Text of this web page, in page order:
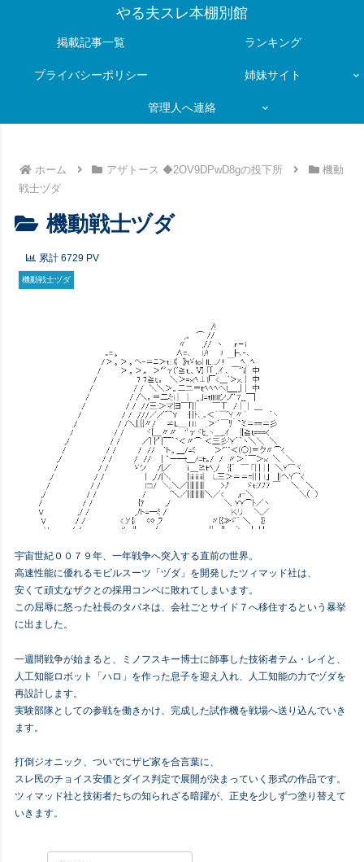
やる夫スレ本棚別館
掲載記事一覧 ランキング
プライバシーポリシー 姉妹サイト
管理人へ連絡
ホーム アザトース ◆2OV9DPwD8gの投下所
機動
戦士ヅダ
機動戦士ヅダ
累計 6729 PV
機動戦士ヅダ
宇宙世紀００７９年、一年戦争へ突入する直前の世界。
高速性能に優れるモビルスーツ「ヅダ」を開発したツィマッド社は、
安くて頑丈なザクとの採用コンペに敗れてしまいます。
この屈辱に怒った社長のタバネは、会社ごとサイド７へ移住するという暴挙
に出ました。
一週間戦争が始まると、ミノフスキー博士に師事した技術者テム・レイと、
人工知能ロボット「ハロ」を作った息子を迎え入れ、人工知能の力でヅダを
再設計します。
実験部隊としての参戦を働きかけ、完成した試作機を戦場へ送り込んでいき
ます。
打倒ジオニック、ついでにザビ家を合言葉に、
スレ民のチョイス安価とダイス判定で展開が決まっていく形式の作品です。
ツィマッド社と技術者たちの知られざる暗躍が、正史を少しずつ塗り替えて
いきます。